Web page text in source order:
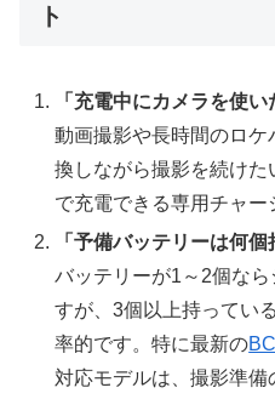
ト
「充電中にカメラを使い
動画撮影や長時間のロ
換しながら撮影を続け
で充電できる専用チャー
「予備バッテリーは何個
バッテリーが1～2個な
すが、3個以上持ってい
率的です。特に最新の
対応モデルは、撮影準備